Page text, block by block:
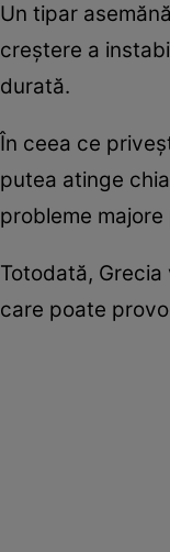
Un tipar
creștere a
durată.
În ceea ce
putea atinge
probleme
Totodată,
care poate